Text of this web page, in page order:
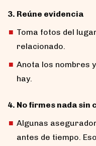
3. Reúne evidencia
Toma fotos del
relacionado.
Anota los nombres
hay.
4. No firmes nada sin
Algunas
antes de tiempo.